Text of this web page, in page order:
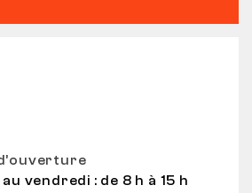
vendredi : de 8 h à 15 h